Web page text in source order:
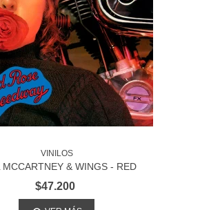
VINILOS
MCCARTNEY & WINGS - RED
ROSE SPEEDWAY
$47.200